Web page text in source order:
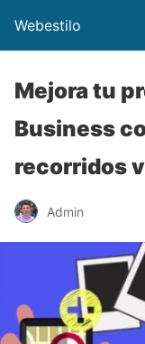
Webestilo
Mejora tu
Business
recorridos
Admin